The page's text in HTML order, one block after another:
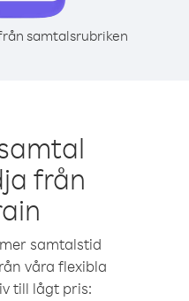
samtalsrubriken
från
samtalstid
våra flexibla
till lågt pris: